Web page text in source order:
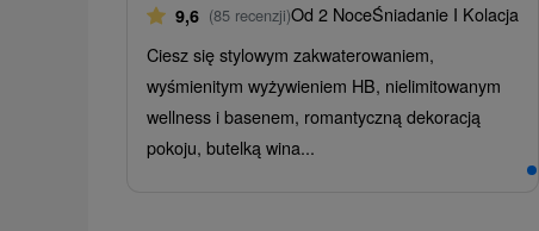
9,6 (85 recenzji)Od 2 NoceŚniadanie I Kolacja
Ciesz się stylowym zakwaterowaniem,
wyśmienitym wyżywieniem HB, nielimitowanym
wellness i basenem, romantyczną dekoracją
pokoju, butelką wina...